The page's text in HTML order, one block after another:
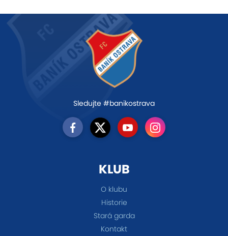
Sledujte #banikostrava
KLUB
O klubu
Historie
Stará garda
Kontakt